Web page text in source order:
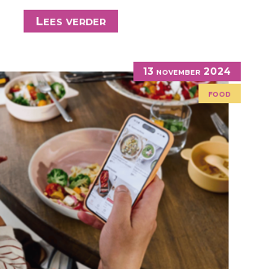
Lees verder
13 november 2024
food